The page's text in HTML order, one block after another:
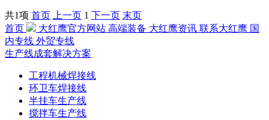
共1项 首页 上一页 1 下一页 末页
首页
大红鹰官方网站 高端装备 大红鹰资讯 联系大红鹰 国
内专线 外贸专线
生产线成套解决方案
工程机械焊接线
环卫车焊接线
半挂车生产线
搅拌车生产线